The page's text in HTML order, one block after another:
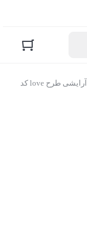
/ کیف آرایشی طرح love کد